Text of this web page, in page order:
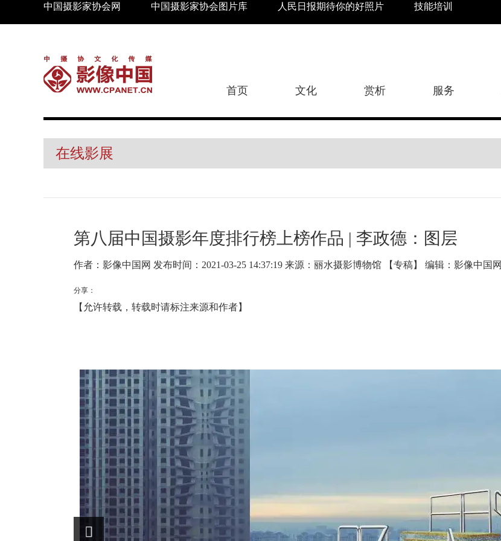
中国摄影家协会网 中国摄影家协会图片库 人民日报期待你的好照片 技能培训
首页 文化 赏析 服务
在线影展
第八届中国摄影年度排行榜上榜作品 | 李政德：图层
作者：影像中国网 发布时间：2021-03-25 14:37:19 来源：丽水摄影博物馆 【专稿】 编辑：影像中国网
分享：
【允许转载，转载时请标注来源和作者】
